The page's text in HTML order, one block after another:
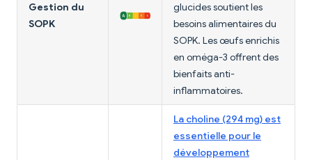
Gestion du
SOPK
glucides soutient les
besoins alimentaires du
SOPK. Les œufs enrichis
en oméga-3 offrent des
bienfaits anti-
inflammatoires.
La choline (294 mg) est
essentielle pour le
développement